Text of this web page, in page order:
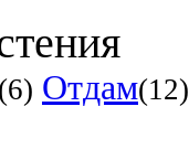
(6) Отдам(12)